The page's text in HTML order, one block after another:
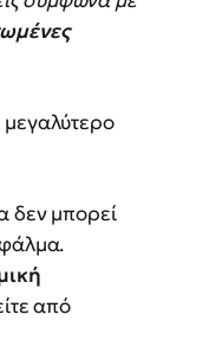
δεν μπορεί
από